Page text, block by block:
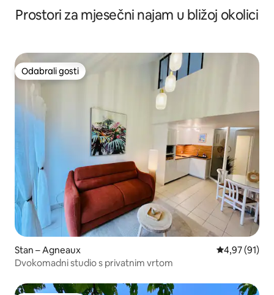
Prostori za mjesečni najam u bližoj okolici
Odabrali gosti
Odabrali gosti
Stan – Agneaux Prosječna
4,97 (91)
Dvokomadni studio s privatnim vrtom